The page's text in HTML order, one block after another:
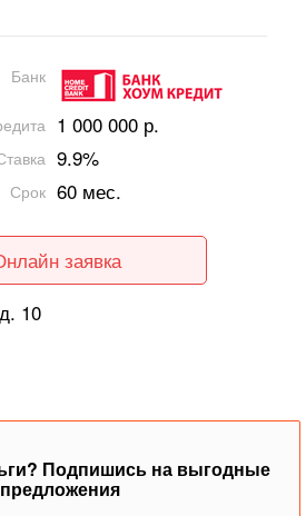
Банк
1 000 000 р.
9.9%
Срок 60 мес.
заявка
10
Подпишись на выгодные